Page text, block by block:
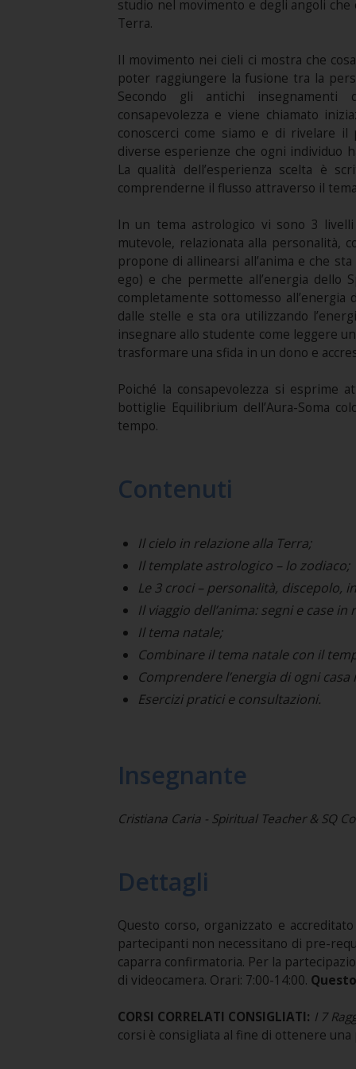
studio nel movimento e degli angoli
Terra.
Il movimento nei cieli ci mostra che
poter raggiungere la fusione tra la
Secondo gli antichi
consapevolezza e viene chiamato
conoscerci come siamo e di rivelare il
diverse esperienze che ogni individuo
La qualità dell’esperienza scelta è
comprenderne il flusso attraverso il
In un tema astrologico vi sono 3
mutevole, relazionata alla personalità,
propone di allinearsi all’anima e che
ego) e che permette all’energia
completamente sottomesso
dalle stelle e sta ora utilizzando
insegnare allo studente come leggere
trasformare una sfida in un dono e
Poiché la consapevolezza si esprime
bottiglie Equilibrium dell’Aura-Soma
tempo.
Contenuti
Il cielo in relazione alla Terra;
Il template astrologico – lo zodiaco;
Le 3 croci – personalità, discepolo,
Il viaggio dell’anima: segni e case
Il tema natale;
Combinare il tema natale con il
Comprendere l’energia di ogni
Esercizi pratici e consultazioni.
Insegnante
Cristiana Caria - Spiritual Teacher & SQ
Dettagli
Questo corso, organizzato e
partecipanti non necessitano di pre-
caparra confirmatoria. Per la
di videocamera. Orari: 7:00-14:00.
CORSI CORRELATI CONSIGLIATI: I 7
corsi è consigliata al fine di ottenere